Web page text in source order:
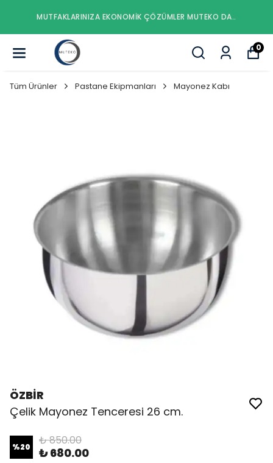
MUTFAKLARINIZA EKONOMIK ÇÖZÜMLER MUTEKO
0
Tüm Ürünler Pastane Ekipmanları Mayonez Kabı
ÖZBİR
Çelik Mayonez Tenceresi 26 cm.
%20 ₺ 850.00
₺ 680.00